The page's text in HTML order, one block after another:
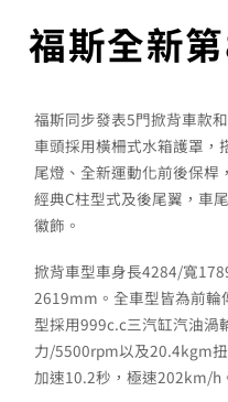
福斯全新
福斯同步發表5門掀背車款
車頭採用橫柵式水箱護罩，
尾燈、全新運動化前後保桿
經典C柱型式及後尾翼，車
徽飾。
掀背車型車身長4284/寬
2619mm。全車型皆為前輪
型採用999c.c三汽缸汽油渦
力/5500rpm以及20.4kgm
加速10.2秒，極速202km/h